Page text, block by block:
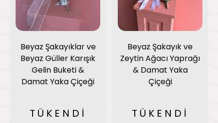
Beyaz Şakayıklar ve
Beyaz Güller Karışık
Gelin Buketi &
Damat Yaka Çiçeği
TÜKENDİ
Beyaz Şakayık ve
Zeytin Ağacı Yaprağı
& Damat Yaka
Çiçeği
TÜKENDİ